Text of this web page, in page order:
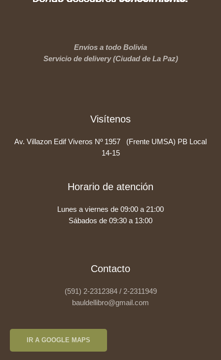
Envíos a todo Bolivia
Servicio de delivery (Ciudad de La Paz)
Visítenos
Av. Villazon Edif Viveros Nº 1957 (Frente UMSA) PB Local
14-15
Horario de atención
Lunes a viernes de 09:00 a 21:00
Sábados de 09:30 a 13:00
Contacto
(591) 2-2312384 / 2-2311949
bauldellibro@gmail.com
IR A GOOGLE MAPS